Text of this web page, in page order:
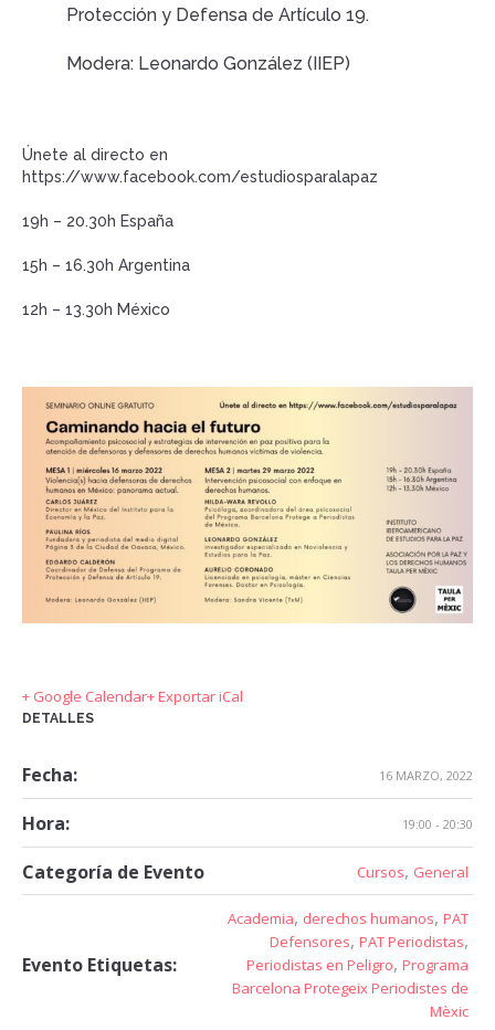
Protección y Defensa de Artículo 19.
Modera: Leonardo González (IIEP)
Únete al directo en
https://www.facebook.com/estudiosparalapaz
19h – 20.30h España
15h – 16.30h Argentina
12h – 13.30h México
+ Google Calendar+ Exportar iCal
DETALLES
Fecha: 16 MARZO, 2022
Hora: 19:00 - 20:30
Categoría de Evento Cursos, General
Evento Etiquetas:
Academia, derechos humanos, PAT
Defensores, PAT Periodistas,
Periodistas en Peligro, Programa
Barcelona Protegeix Periodistes de
Mèxic